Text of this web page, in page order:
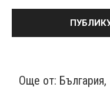
Още от: България,